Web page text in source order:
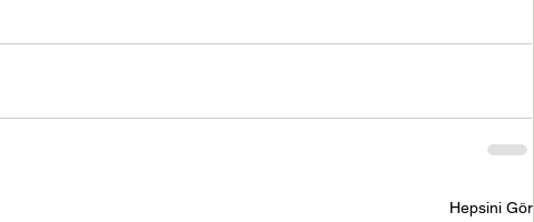
Hepsini Gör